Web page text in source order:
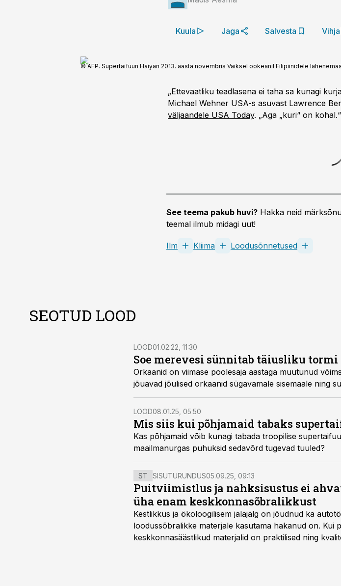
Kuula Jaga Salvesta Vihja
© AFP. Supertaifuun Haiyan 2013. aasta novembris Vaiksel ookeanil Filipiinidele
„Ettevaatliku teadlasena ei taha sa kunagi
Michael Wehner USA-s asuvast Lawrence
väljaandele USA Today. „Aga „kuri“ on kohal.“
See teema pakub huvi? Hakka neid
teemal ilmub midagi uut!
Ilm Kliima Loodusõnnetused
SEOTUD LOOD
LOOD01.02.22, 11:30
Soe merevesi sünnitab täiusliku tormi
Orkaanid on viimase poolesaja aastaga muutunud
jõuavad jõulised orkaanid sügavamale sisemaale ning
LOOD08.01.25, 05:50
Mis siis kui põhjamaid tabaks
Kas põhjamaid võib kunagi tabada troopilise
maailmanurgas puhuksid sedavõrd tugevad tuuled?
ST SISUTURUNDUS05.09.25, 09:13
Puitviimistlus ja nahksisustus ei
üha enam keskkonnasõbralikkust
Kestlikkus ja ökoloogilisem jalajälg on jõudnud ka
loodussõbralikke materjale kasutama hakanud on. Kui
keskkonnasäästlikud materjalid on praktilised ning